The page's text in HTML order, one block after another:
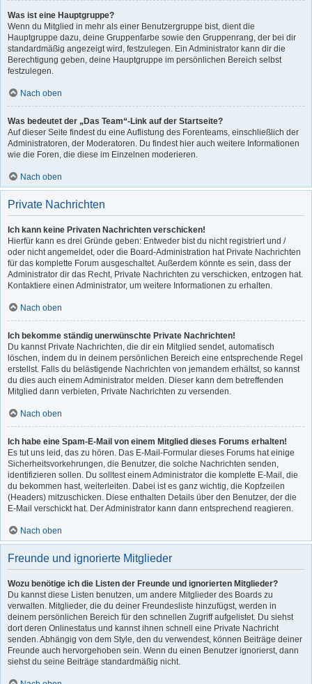
Was ist eine Hauptgruppe?
Wenn du Mitglied in mehr als einer Benutzergruppe bist, dient die
Hauptgruppe dazu, deine Gruppenfarbe sowie den Gruppenrang, der bei dir
standardmäßig angezeigt wird, festzulegen. Ein Administrator kann dir die
Berechtigung geben, deine Hauptgruppe im persönlichen Bereich selbst
festzulegen.
Nach oben
Was bedeutet der „Das Team“-Link auf der Startseite?
Auf dieser Seite findest du eine Auflistung des Forenteams, einschließlich der
Administratoren, der Moderatoren. Du findest hier auch weitere Informationen
wie die Foren, die diese im Einzelnen moderieren.
Nach oben
Private Nachrichten
Ich kann keine Privaten Nachrichten verschicken!
Hierfür kann es drei Gründe geben: Entweder bist du nicht registriert und /
oder nicht angemeldet, oder die Board-Administration hat Private Nachrichten
für das komplette Forum ausgeschaltet. Außerdem könnte es sein, dass der
Administrator dir das Recht, Private Nachrichten zu verschicken, entzogen hat.
Kontaktiere einen Administrator, um weitere Informationen zu erhalten.
Nach oben
Ich bekomme ständig unerwünschte Private Nachrichten!
Du kannst Private Nachrichten, die dir ein Mitglied sendet, automatisch
löschen, indem du in deinem persönlichen Bereich eine entsprechende Regel
erstellst. Falls du belästigende Nachrichten von jemandem erhältst, so kannst
du dies auch einem Administrator melden. Dieser kann dem betreffenden
Mitglied dann verbieten, Private Nachrichten zu versenden.
Nach oben
Ich habe eine Spam-E-Mail von einem Mitglied dieses Forums erhalten!
Es tut uns leid, das zu hören. Das E-Mail-Formular dieses Forums hat einige
Sicherheitsvorkehrungen, die Benutzer, die solche Nachrichten senden,
identifizieren sollen. Du solltest einem Administrator die komplette E-Mail, die
du bekommen hast, weiterleiten. Dabei ist es ganz wichtig, die Kopfzeilen
(Headers) mitzuschicken. Diese enthalten Details über den Benutzer, der die
E-Mail verschickt hat. Der Administrator kann dann entsprechend reagieren.
Nach oben
Freunde und ignorierte Mitglieder
Wozu benötige ich die Listen der Freunde und ignorierten Mitglieder?
Du kannst diese Listen benutzen, um andere Mitglieder des Boards zu
verwalten. Mitglieder, die du deiner Freundesliste hinzufügst, werden in
deinem persönlichen Bereich für den schnellen Zugriff aufgelistet. Du siehst
dort deren Onlinestatus und kannst ihnen schnell eine Private Nachricht
senden. Abhängig von dem Style, den du verwendest, können Beiträge deiner
Freunde auch hervorgehoben sein. Wenn du einen Benutzer ignorierst, dann
siehst du seine Beiträge standardmäßig nicht.